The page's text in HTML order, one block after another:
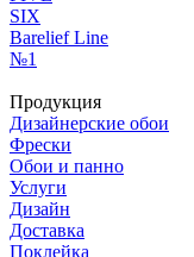
SIX
Barelief Line
№1
Продукция
Дизайнерские обои
Фрески
Обои и панно
Услуги
Дизайн
Доставка
Поклейка